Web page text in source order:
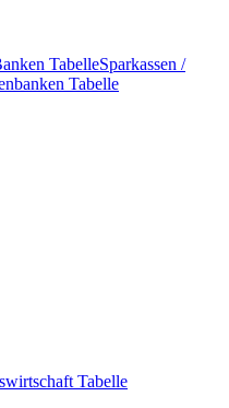
TabelleSparkassen /
Tabelle
Tabelle